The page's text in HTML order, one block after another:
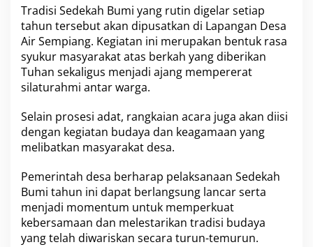
u
n
B
a
r
u
I
s
a
m
Tradisi Sedekah Bumi yang rutin digelar setiap
tahun tersebut akan dipusatkan di Lapangan Desa
Air Sempiang. Kegiatan ini merupakan bentuk rasa
syukur masyarakat atas berkah yang diberikan
Tuhan sekaligus menjadi ajang mempererat
silaturahmi antar warga.
Selain prosesi adat, rangkaian acara juga akan diisi
dengan kegiatan budaya dan keagamaan yang
melibatkan masyarakat desa.
Pemerintah desa berharap pelaksanaan Sedekah
Bumi tahun ini dapat berlangsung lancar serta
menjadi momentum untuk memperkuat
kebersamaan dan melestarikan tradisi budaya
yang telah diwariskan secara turun-temurun.